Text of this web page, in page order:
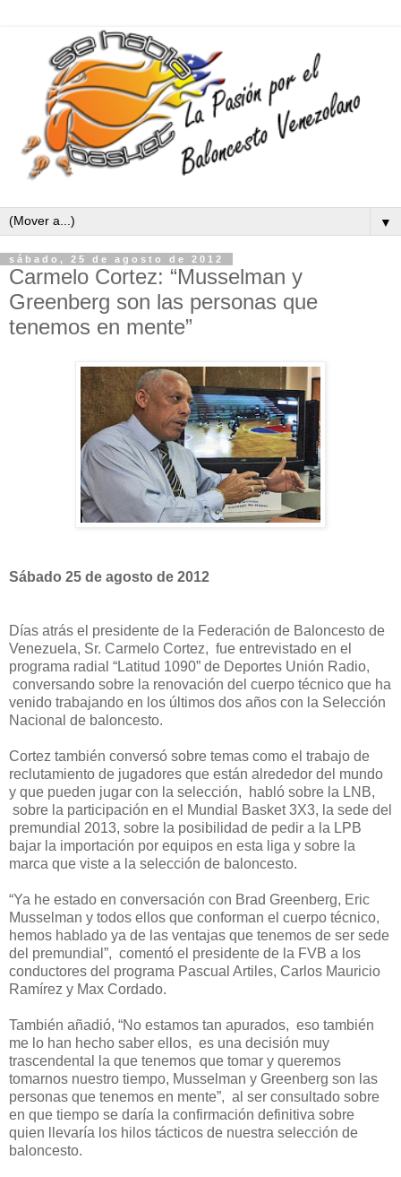
▼
sábado, 25 de agosto de 2012
Carmelo Cortez: “Musselman y
Greenberg son las personas que
tenemos en mente”
Sábado 25 de agosto de 2012
Días atrás el presidente de la Federación de Baloncesto de
Venezuela, Sr. Carmelo Cortez, fue entrevistado en el
programa radial “Latitud 1090” de Deportes Unión Radio,
conversando sobre la renovación del cuerpo técnico que ha
venido trabajando en los últimos dos años con la Selección
Nacional de baloncesto.
Cortez también conversó sobre temas como el trabajo de
reclutamiento de jugadores que están alrededor del mundo
y que pueden jugar con la selección, habló sobre la LNB,
sobre la participación en el Mundial Basket 3X3, la sede del
premundial 2013, sobre la posibilidad de pedir a la LPB
bajar la importación por equipos en esta liga y sobre la
marca que viste a la selección de baloncesto.
“Ya he estado en conversación con Brad Greenberg, Eric
Musselman y todos ellos que conforman el cuerpo técnico,
hemos hablado ya de las ventajas que tenemos de ser sede
del premundial”, comentó el presidente de la FVB a los
conductores del programa Pascual Artiles, Carlos Mauricio
Ramírez y Max Cordado.
También añadió, “No estamos tan apurados, eso también
me lo han hecho saber ellos, es una decisión muy
trascendental la que tenemos que tomar y queremos
tomarnos nuestro tiempo, Musselman y Greenberg son las
personas que tenemos en mente”, al ser consultado sobre
en que tiempo se daría la confirmación definitiva sobre
quien llevaría los hilos tácticos de nuestra selección de
baloncesto.